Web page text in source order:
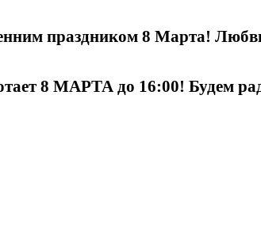
праздником 8 Марта!
8 МАРТА до 16:00! Будем